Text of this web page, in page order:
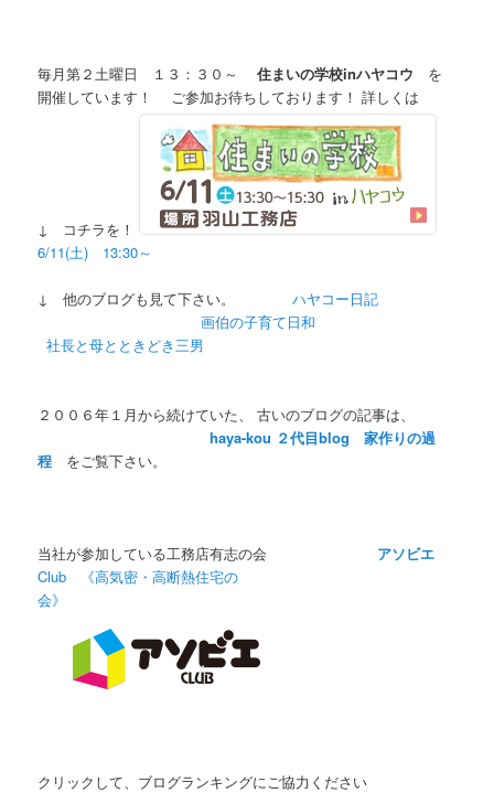
毎月第２土曜日 １３：３０～住まいの学校inハヤコウ を
開催しています！ ご参加お待ちしております！ 詳しくは
↓ コチラを！
6/11(土) 13:30～
↓ 他のブログも見て下さい。ハヤコー日記
画伯の子育て日和
社長と母とときどき三男
２００６年１月から続けていた、 古いのブログの記事は、
haya-kou ２代目blog 家作りの過
程 をご覧下さい。
当社が参加している工務店有志の会 アソビエ
Club 《高気密・高断熱住宅の
会》
クリックして、ブログランキングにご協力ください